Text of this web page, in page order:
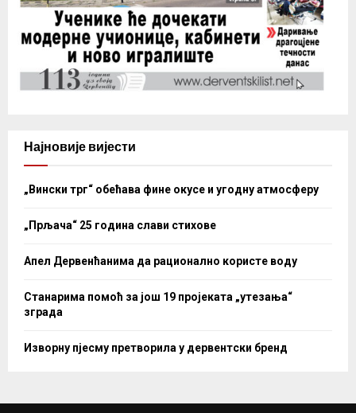
Најновије вијести
„Вински трг“ обећава фине окусе и угодну атмосферу
„Прљача“ 25 година слави стихове
Апел Дервенћанима да рационално користе воду
Станарима помоћ за још 19 пројеката „утезања“
зграда
Изворну пјесму претворила у дервентски бренд